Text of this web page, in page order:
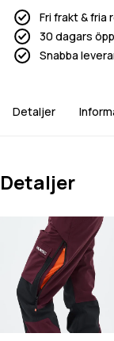
Fri frakt & fria
30 dagars
Snabba
Detaljer
Detaljer